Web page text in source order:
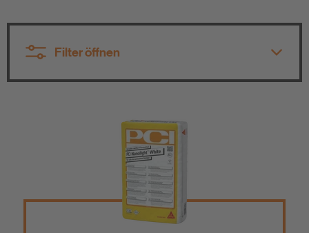
Filter öffnen
Alle Produktgruppen
Grundierung
Abdichtungen
Alle Technologien
Dispersionsfliesenkleber
Zementäre Fliesenkleber